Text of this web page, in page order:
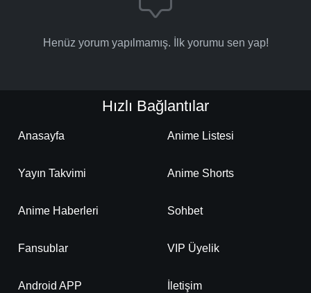
Henüz yorum yapılmamış. İlk yorumu sen yap!
Hızlı Bağlantılar
Anasayfa Anime Listesi
Yayın Takvimi Anime Shorts
Anime Haberleri Sohbet
Fansublar VIP Üyelik
Android APP İletişim